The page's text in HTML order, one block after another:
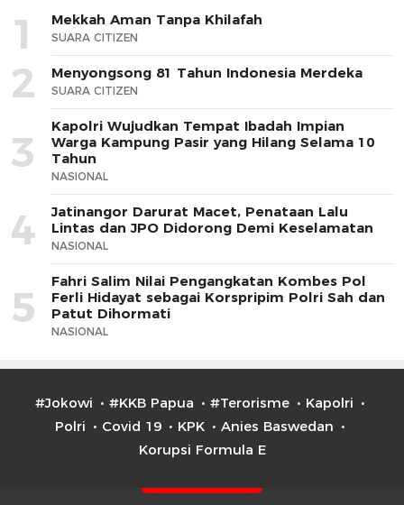
1 Mekkah Aman Tanpa Khilafah
SUARA CITIZEN
2 Menyongsong 81 Tahun Indonesia Merdeka
SUARA CITIZEN
3
Kapolri Wujudkan Tempat Ibadah Impian
Warga Kampung Pasir yang Hilang Selama 10
Tahun
NASIONAL
4
Jatinangor Darurat Macet, Penataan Lalu
Lintas dan JPO Didorong Demi Keselamatan
NASIONAL
5
Fahri Salim Nilai Pengangkatan Kombes Pol
Ferli Hidayat sebagai Korspripim Polri Sah dan
Patut Dihormati
NASIONAL
#Jokowi #KKB Papua #Terorisme
Kapolri
Polri
Covid 19 KPK
Anies Baswedan
Korupsi Formula E